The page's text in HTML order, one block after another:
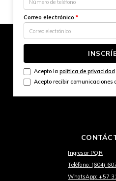
Correo electrónico *
Acepto la política de privacidad
Acepto recibir comunicaciones
Ingresar PQR
Teléfono: (604)
WhatsApp: +57